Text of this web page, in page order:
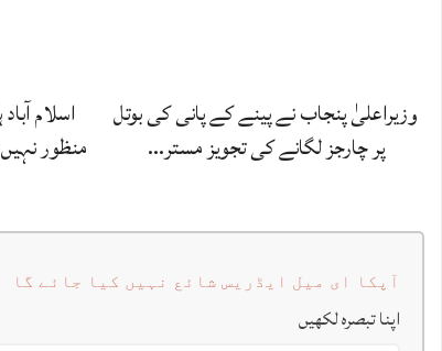
وزیراعلیٰ پنجاب نے پینے کے پانی کی بوتل
پر چارجز لگانے کی تجویز مستر…
اسلام
منظور
آپکا ای میل ایڈریس شائع نہیں کیا جائے گا
اپنا تبصرہ لکھیں